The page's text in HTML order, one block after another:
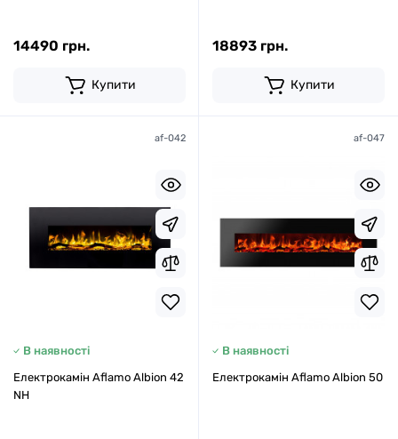
14490 грн.
Купити
18893 грн.
Купити
af-042
В наявності
Електрокамін Aflamo Albion 42
NH
af-047
В наявності
Електрокамін Aflamo Albion 50